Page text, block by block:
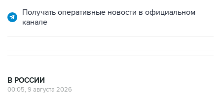
Получать оперативные новости в официальном
канале
В РОССИИ
00:05, 9 августа 2026